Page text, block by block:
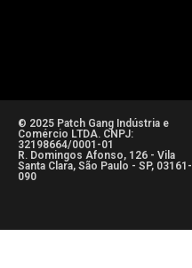
© 2025 Patch Gang Indústria e
Comércio LTDA. CNPJ:
32198664/0001-01
R. Domingos Afonso, 126 - Vila
Santa Clara, São Paulo - SP, 03161-
090